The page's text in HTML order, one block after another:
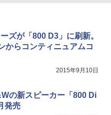
ズが「800 D3」に刷新。
からコンティニュアムコ
2015年9月10日
の新スピーカー「800 Di
発売